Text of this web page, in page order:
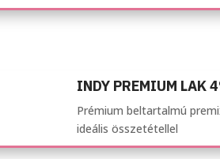
INDY PREMIUM LAK
Prémium beltartalmú
ideális összetétellel